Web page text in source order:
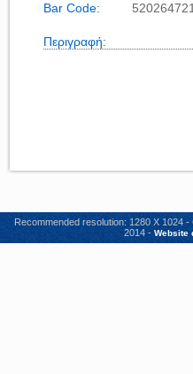
Bar Code:
Περιγραφή:
Recommended resolution: 1280 X 1024
2014 - Website